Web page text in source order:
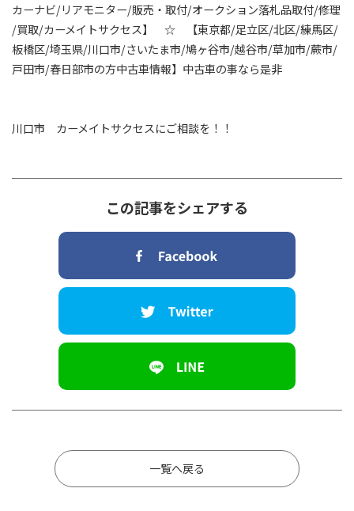
カーナビ/リアモニター/販売・取付/オークション落札品取付/修理
/買取/カーメイトサクセス】 ☆ 【東京都/足立区/北区/練馬区/
板橋区/埼玉県/川口市/さいたま市/鳩ヶ谷市/越谷市/草加市/蕨市/
戸田市/春日部市の方中古車情報】中古車の事なら是非
川口市 カーメイトサクセスにご相談を！！
この記事をシェアする
一覧へ戻る